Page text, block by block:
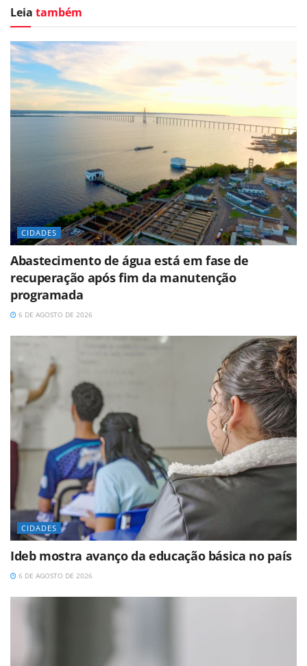
Leia também
CIDADES
Abastecimento de água está em fase de
recuperação após fim da manutenção
programada
6 DE AGOSTO DE 2026
CIDADES
Ideb mostra avanço da educação básica no país
6 DE AGOSTO DE 2026